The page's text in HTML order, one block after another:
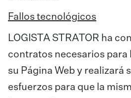
Fallos tecnológicos
LOGISTA STRATOR ha
contratos necesarios para
su Página Web y realizará
esfuerzos para que la